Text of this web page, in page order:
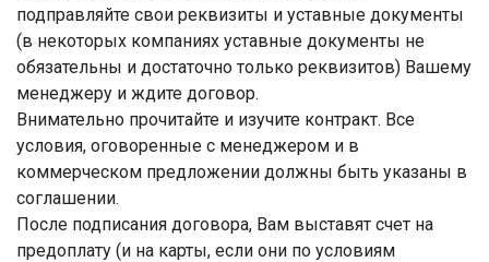
подправляйте свои реквизиты и уставные документы
(в некоторых компаниях уставные документы не
обязательны и достаточно только реквизитов) Вашему
менеджеру и ждите договор.
Внимательно прочитайте и изучите контракт. Все
условия, оговоренные с менеджером и в
коммерческом предложении должны быть указаны в
соглашении.
После подписания договора, Вам выставят счет на
предоплату (и на карты, если они по условиям